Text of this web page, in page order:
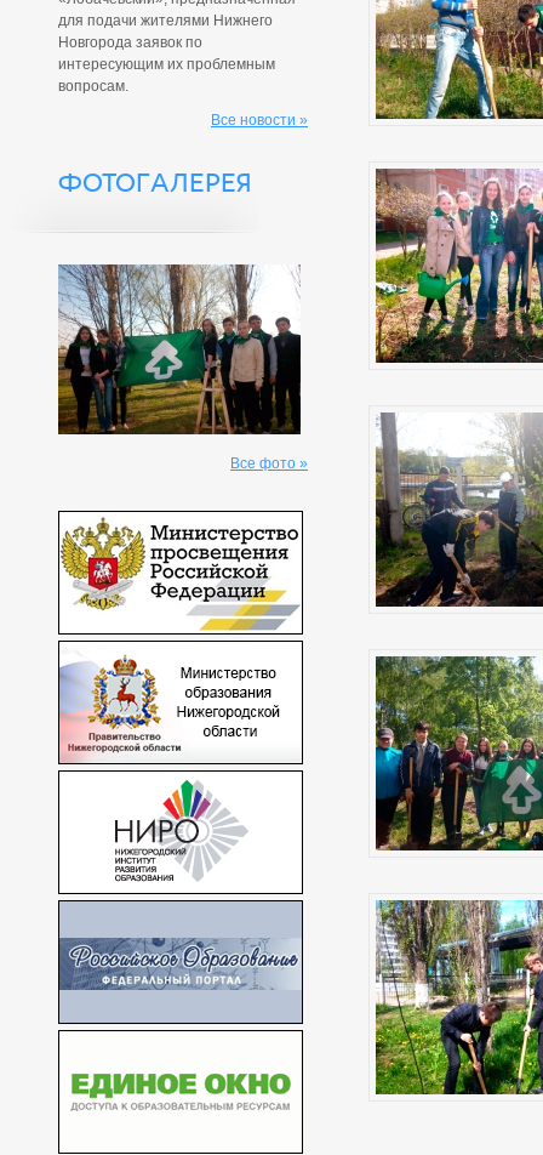
для подачи жителями Нижнего
Новгорода заявок по
интересующим их проблемным
вопросам.
Все новости »
ФОТОГАЛЕРЕЯ
Все фото »